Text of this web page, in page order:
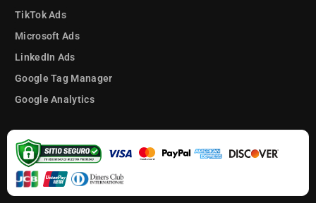
TikTok Ads
Microsoft Ads
LinkedIn Ads
Google Tag Manager
Google Analytics